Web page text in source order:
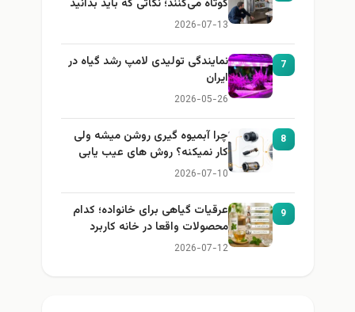
کوتاه می‌کنند؛ نکاتی که باید بدانید
2026-07-13
7
نمایندگی تولیدی لامپ رشد گیاه در
ایران
2026-05-26
8
چرا آبمیوه گیری روشن میشه ولی
کار نمیکنه؟ روش های عیب یابی
2026-07-10
9
عرقیات گیاهی برای خانواده؛ کدام
محصولات واقعا در خانه کاربرد
دارند؟
2026-07-12